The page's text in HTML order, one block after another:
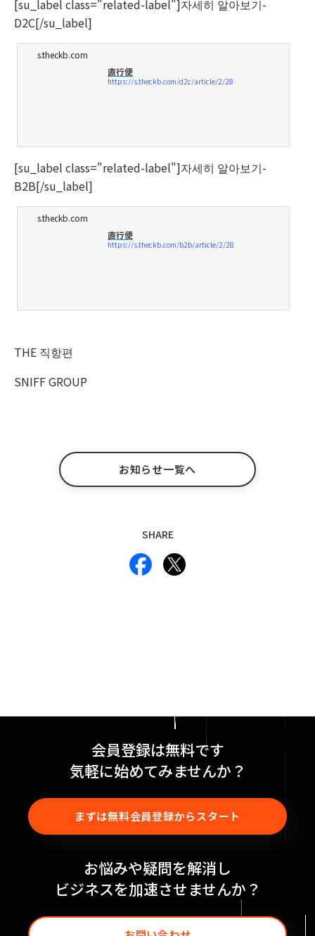
[su_label class="related-label"]자세히 알아보기-
D2C[/su_label]
s.theckb.com
直行便
https://s.theckb.com/d2c/article/2/28
[su_label class="related-label"]자세히 알아보기-
B2B[/su_label]
s.theckb.com
直行便
https://s.theckb.com/b2b/article/2/28
THE 직항편
SNIFF GROUP
お知らせ一覧へ
SHARE
会員登録は無料です
気軽に始めてみませんか？
まずは無料会員登録からスタート
お悩みや疑問を解消し
ビジネスを加速させませんか？